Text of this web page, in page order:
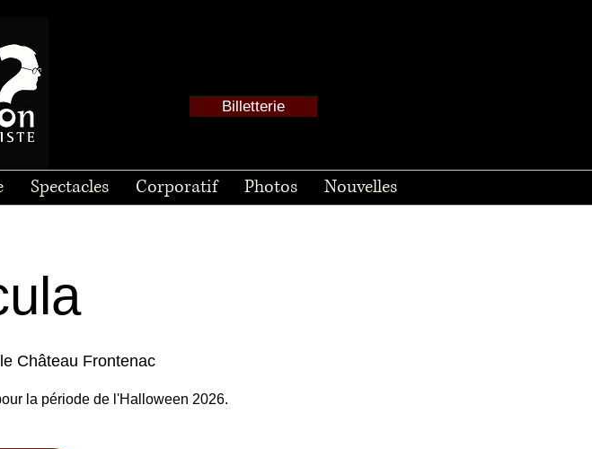
Billetterie
Spectacles Corporatif Photos Nouvelles
Château Frontenac
la période de l'Halloween 2026.